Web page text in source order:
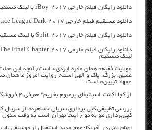
دانلود رایگان فیلم خارجی iBoy 2017 با لینک مستقیم
دانلود مستقیم فیلم خارجی Justice League Dark 2017 از سرور سایت
دانلود رایگان فیلم خارجی Split 2017 با لینک مستقیم
لینک مستقیم
«ولایت فقیه» همان «فره ایزدی» است/ آنچه این
عمیق، بزرگ، پاک و الهی است/ روایت امروز ما همان
«جهاد تبیین» است
از کجا اکانت اسپاتیفای پرمیوم بخریم؟ معرفی ۴ فروشگاه معتبر ایرانی
بررسی تطبیقی کپی برداری سریال «ساهره» از سریال
کپی‌برداری مو به مو / اینجا تهران است به وقت سئول
بهنام بانی در آمریکا: موج جدید استقبال از موسیقی